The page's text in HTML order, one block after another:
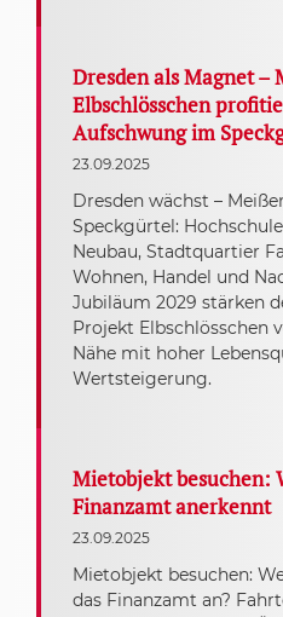
Dresden als Magnet –
Elbschlösschen
Aufschwung im
23.09.2025
Dresden wächst –
Speckgürtel:
Neubau, Stadtquartier
Wohnen, Handel und
Jubiläum 2029 stärken
Projekt Elbschlösschen
Nähe mit hoher
Wertsteigerung.
Mietobjekt besuchen:
Finanzamt anerkennt
23.09.2025
Mietobjekt besuchen:
das Finanzamt an?